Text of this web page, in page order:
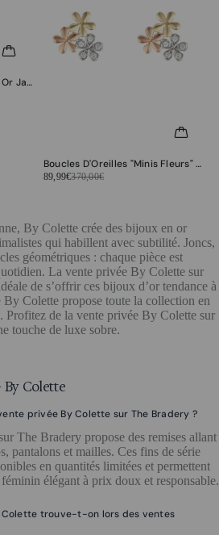
Pendentif "Coup De Coeur" Or Jaune, Or Blanc 375/1000 Et Zirconium
Boucles D'Oreilles "Minis Fleurs" Or Blanc, Jaune Et Rose 375/1000 Et Zirconium
89,99€370,00€
By Colette crée des bijoux en or
qui habillent avec subtilité. Joncs,
géométriques : chaque pièce est
La vente privée By Colette sur
de s’offrir ces bijoux d’or tendance à
Colette propose toute la collection en
Profitez de la vente privée By Colette sur
touche de luxe sobre.
Colette
privée By Colette sur The Bradery ?
The Bradery propose des remises allant
pantalons et mailles. Ces fins de série
en quantités limitées et permettent
élégant à prix doux et responsable.
trouve-t-on lors des ventes